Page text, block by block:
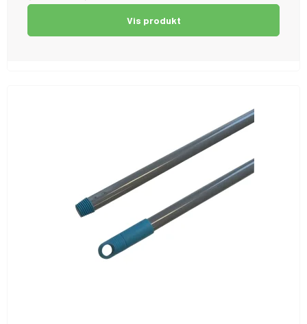
Vis produkt